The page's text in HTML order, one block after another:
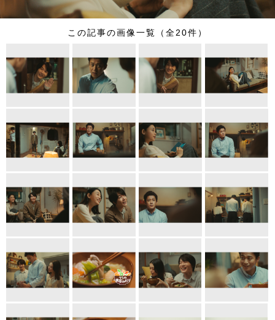
この記事の画像一覧（全20件）